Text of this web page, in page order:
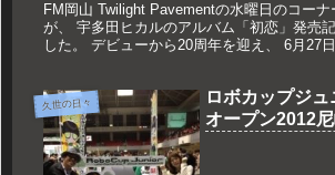
FM岡山 Twilight Pavementの水曜日のコー
が、 宇多田ヒカルのアルバム「初恋」発売
した。 デビューから20周年を迎え、 6月27
久世の日々
ロボカップジ
オープン2012